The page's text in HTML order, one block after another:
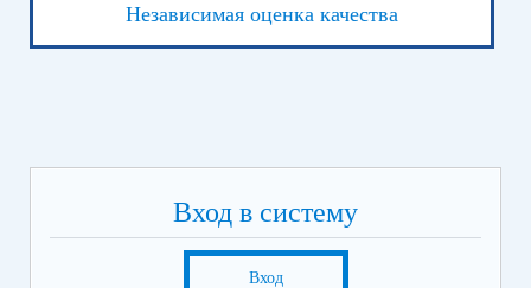
Независимая оценка качества
Вход в систему
Вход